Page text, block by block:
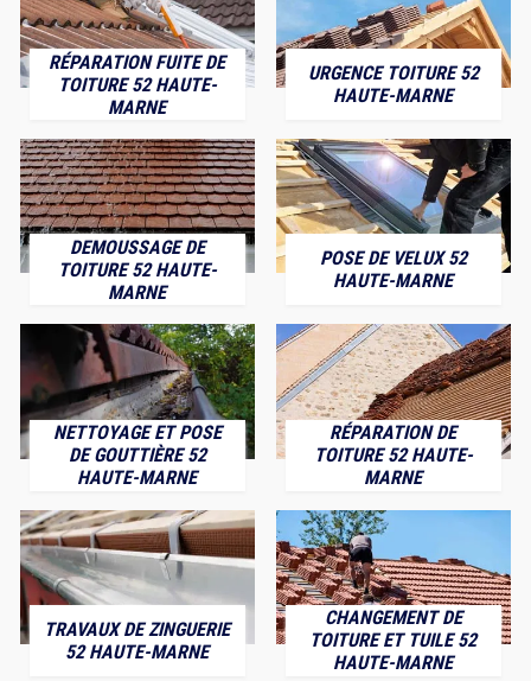
RÉPARATION FUITE DE
TOITURE 52 HAUTE-
MARNE
URGENCE TOITURE 52
HAUTE-MARNE
DEMOUSSAGE DE
TOITURE 52 HAUTE-
MARNE
POSE DE VELUX 52
HAUTE-MARNE
NETTOYAGE ET POSE
DE GOUTTIÈRE 52
HAUTE-MARNE
RÉPARATION DE
TOITURE 52 HAUTE-
MARNE
TRAVAUX DE ZINGUERIE
52 HAUTE-MARNE
CHANGEMENT DE
TOITURE ET TUILE 52
HAUTE-MARNE